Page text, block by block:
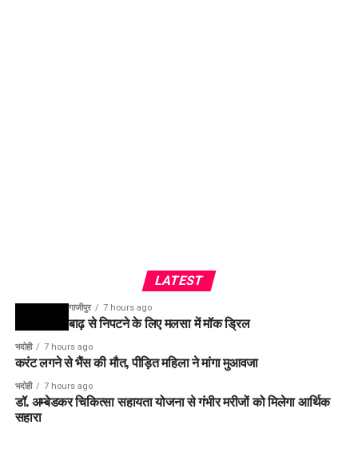
LATEST
गाजीपुर 7 hours ago
बाढ़ से निपटने के लिए मलसा में मॉक ड्रिल
भदोही 7 hours ago
करंट लगने से भैंस की मौत, पीड़ित महिला ने मांगा मुआवजा
भदोही 7 hours ago
डॉ. अम्बेडकर चिकित्सा सहायता योजना से गंभीर मरीजों को मिलेगा आर्थिक
सहारा